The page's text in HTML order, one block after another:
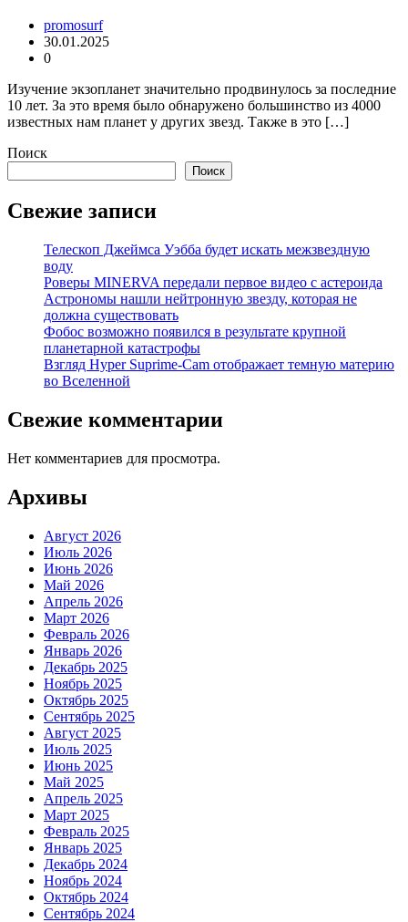
promosurf
30.01.2025
0
Изучение экзопланет значительно продвинулось за последние
10 лет. За это время было обнаружено большинство из 4000
известных нам планет у других звезд. Также в это […]
Поиск
Поиск
Свежие записи
Телескоп Джеймса Уэбба будет искать межзвездную
воду
Роверы MINERVA передали первое видео с астероида
Астрономы нашли нейтронную звезду, которая не
должна существовать
Фобос возможно появился в результате крупной
планетарной катастрофы
Взгляд Hyper Suprime-Cam отображает темную материю
во Вселенной
Свежие комментарии
Нет комментариев для просмотра.
Архивы
Август 2026
Июль 2026
Июнь 2026
Май 2026
Апрель 2026
Март 2026
Февраль 2026
Январь 2026
Декабрь 2025
Ноябрь 2025
Октябрь 2025
Сентябрь 2025
Август 2025
Июль 2025
Июнь 2025
Май 2025
Апрель 2025
Март 2025
Февраль 2025
Январь 2025
Декабрь 2024
Ноябрь 2024
Октябрь 2024
Сентябрь 2024